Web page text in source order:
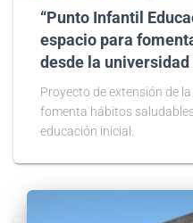
“Punto Infantil
espacio para
desde la universidad
Proyecto de extensión de
fomenta hábitos
educación inicial.